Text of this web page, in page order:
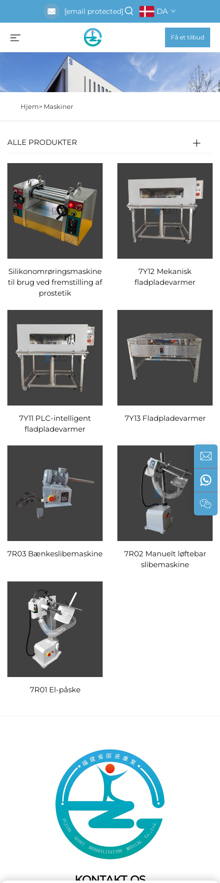
[email protected] DA
Få et tilbud
Hjem> Maskiner
ALLE PRODUKTER
Silikonomrøringsmaskine
til brug ved fremstilling af
prostetik
7Y12 Mekanisk
fladpladevarmer
7Y11 PLC-intelligent
fladpladevarmer
7Y13 Fladpladevarmer
7R03 Bænkeslibemaskine
7R02 Manuelt løftebar
slibemaskine
7R01 El-påske
KONTAKT OS